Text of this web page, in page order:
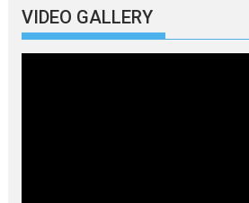
VIDEO GALLERY